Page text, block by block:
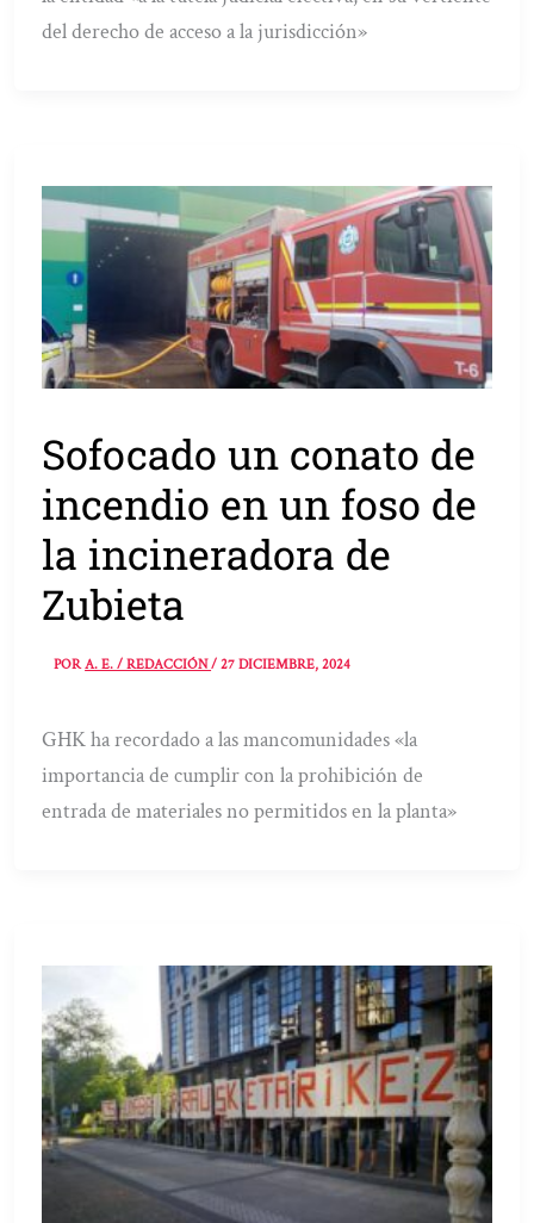
del derecho de acceso a la jurisdicción»
Sofocado un conato de
incendio en un foso de
la incineradora de
Zubieta
PORA. E. / REDACCIÓN/27 DICIEMBRE, 2024
GHK ha recordado a las mancomunidades «la
importancia de cumplir con la prohibición de
entrada de materiales no permitidos en la planta»